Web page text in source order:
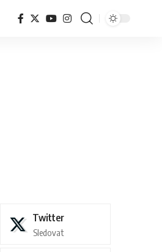
Twitter
Sledovat